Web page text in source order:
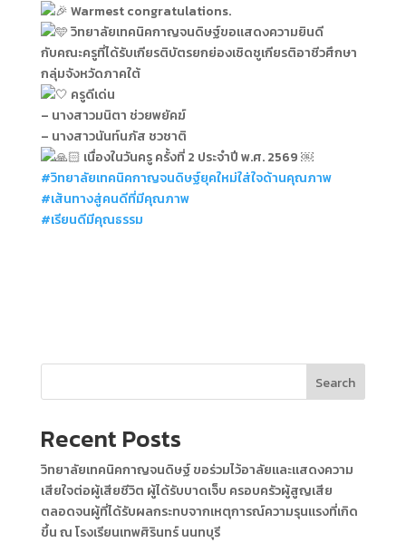
Warmest congratulations.
วิทยาลัยเทคนิคกาญจนดิษฐ์ขอแสดงความยินดี
กับคณะครูที่ได้รับเกียรติบัตรยกย่องเชิดชูเกียรติอาชีวศึกษา
กลุ่มจังหวัดภาคใต้
ครูดีเด่น
– นางสาวมนิตา ช่วยพยัคฆ์
– นางสาวนันท์นภัส ชวชาติ
เนื่องในวันครู ครั้งที่ 2 ประจำปี พ.ศ. 2569 ￼
#วิทยาลัยเทคนิคกาญจนดิษฐ์ยุคใหม่ใส่ใจด้านคุณภาพ
#เส้นทางสู่คนดีที่มีคุณภาพ
#เรียนดีมีคุณธรรม
Search
Recent Posts
วิทยาลัยเทคนิคกาญจนดิษฐ์ ขอร่วมไว้อาลัยและแสดงความ
เสียใจต่อผู้เสียชีวิต ผู้ได้รับบาดเจ็บ ครอบครัวผู้สูญเสีย
ตลอดจนผู้ที่ได้รับผลกระทบจากเหตุการณ์ความรุนแรงที่เกิด
ขึ้น ณ โรงเรียนเทพศิรินทร์ นนทบุรี